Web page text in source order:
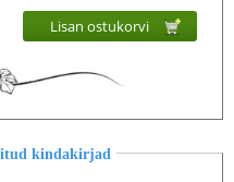
Lisan ostukorvi
kindakirjad